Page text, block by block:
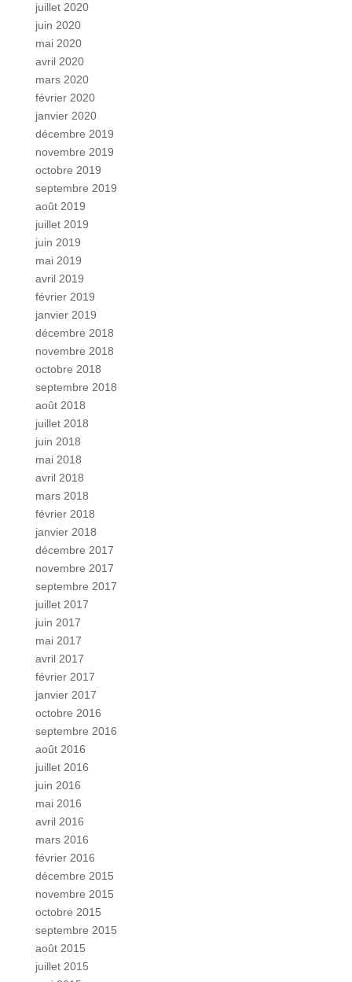
juillet 2020
juin 2020
mai 2020
avril 2020
mars 2020
février 2020
janvier 2020
décembre 2019
novembre 2019
octobre 2019
septembre 2019
août 2019
juillet 2019
juin 2019
mai 2019
avril 2019
février 2019
janvier 2019
décembre 2018
novembre 2018
octobre 2018
septembre 2018
août 2018
juillet 2018
juin 2018
mai 2018
avril 2018
mars 2018
février 2018
janvier 2018
décembre 2017
novembre 2017
septembre 2017
juillet 2017
juin 2017
mai 2017
avril 2017
février 2017
janvier 2017
octobre 2016
septembre 2016
août 2016
juillet 2016
juin 2016
mai 2016
avril 2016
mars 2016
février 2016
décembre 2015
novembre 2015
octobre 2015
septembre 2015
août 2015
juillet 2015